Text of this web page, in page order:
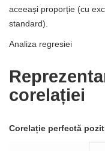
aceeași proporție (cu
standard).
Analiza regresiei
corelației
Corelație perfectă